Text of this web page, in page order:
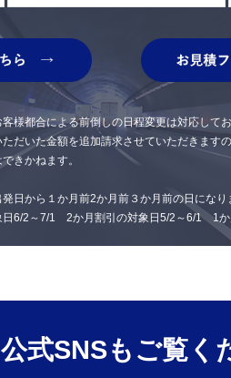
様都合による前倒しの日程変更は対応してお
だいた金額を追加請求させていただきますの
きかねます。
日から１か月前2か月前３か月前の日になり
6/2～7/1 2か月割引の対象日5/2～6/1 1か
公式SNSもご覧く